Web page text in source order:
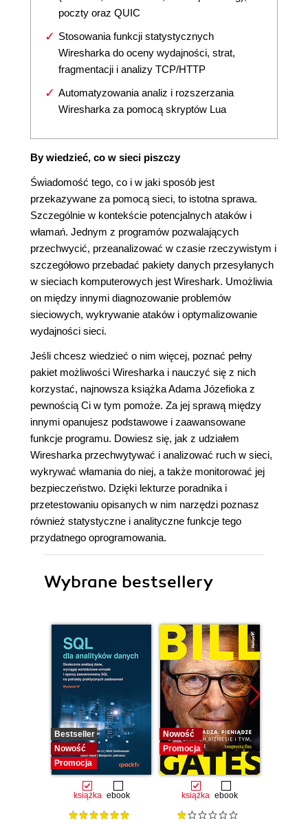
poczty oraz QUIC
Stosowania funkcji statystycznych
Wiresharka do oceny wydajności, strat,
fragmentacji i analizy TCP/HTTP
Automatyzowania analiz i rozszerzania
Wiresharka za pomocą skryptów Lua
By wiedzieć, co w sieci piszczy
Świadomość tego, co i w jaki sposób jest
przekazywane za pomocą sieci, to istotna sprawa.
Szczególnie w kontekście potencjalnych ataków i
włamań. Jednym z programów pozwalających
przechwycić, przeanalizować w czasie rzeczywistym i
szczegółowo przebadać pakiety danych przesyłanych
w sieciach komputerowych jest Wireshark. Umożliwia
on między innymi diagnozowanie problemów
sieciowych, wykrywanie ataków i optymalizowanie
wydajności sieci.
Jeśli chcesz wiedzieć o nim więcej, poznać pełny
pakiet możliwości Wiresharka i nauczyć się z nich
korzystać, najnowsza książka Adama Józefioka z
pewnością Ci w tym pomoże. Za jej sprawą między
innymi opanujesz podstawowe i zaawansowane
funkcje programu. Dowiesz się, jak z udziałem
Wiresharka przechwytywać i analizować ruch w sieci,
wykrywać włamania do niej, a także monitorować jej
bezpieczeństwo. Dzięki lekturze poradnika i
przetestowaniu opisanych w nim narzędzi poznasz
również statystyczne i analityczne funkcje tego
przydatnego oprogramowania.
Wybrane bestsellery
Bestseller
Nowość
Promocja
książka ebook
Nowość
Promocja
książka ebook